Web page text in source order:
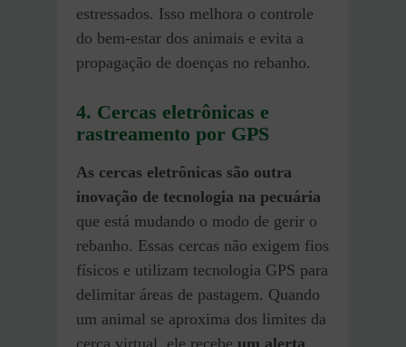
estressados. Isso melhora o controle
do bem-estar dos animais e evita a
propagação de doenças no rebanho.
4. Cercas eletrônicas e
rastreamento por GPS
As cercas eletrônicas são outra
inovação de tecnologia na pecuária
que está mudando o modo de gerir o
rebanho. Essas cercas não exigem fios
físicos e utilizam tecnologia GPS para
delimitar áreas de pastagem. Quando
um animal se aproxima dos limites da
cerca virtual, ele recebe um alerta